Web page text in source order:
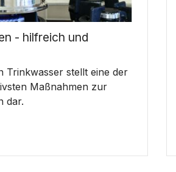
- hilfreich und
Trinkwasser stellt eine der
Maßnahmen zur
dar.